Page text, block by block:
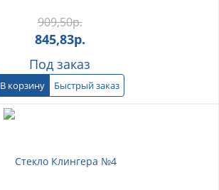
909,50р.
845,83р.
Под заказ
В корзину Быстрый заказ